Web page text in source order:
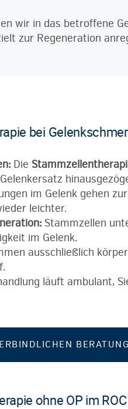
wir in das betroffene
zur Regeneration
bei
Die
im Gelenk gehen
leichter.
Stammzellen
im Gelenk.
ausschließlich
läuft ambulant,
ohne OP im ROC